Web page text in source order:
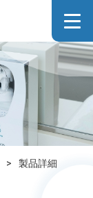
> 製品詳細